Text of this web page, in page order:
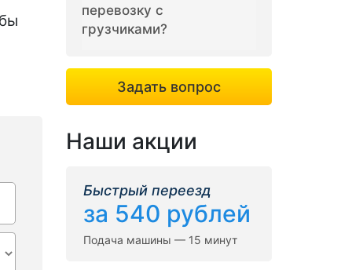
перевозку с
грузчиками?
Задать вопрос
Наши акции
Быстрый переезд
за 540 рублей
Подача машины — 15 минут